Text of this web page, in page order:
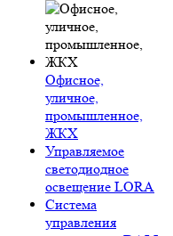
Офисное,
уличное,
промышленное,
ЖКХ
Управляемое
светодиодное
освещение LORA
Система
управления